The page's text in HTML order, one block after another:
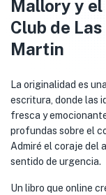
Mallory y
Club de
Martin
La originalidad es
escritura, donde las
fresca y
profundas sobre el
Admiré el coraje del
sentido de urgencia.
Un libro que online